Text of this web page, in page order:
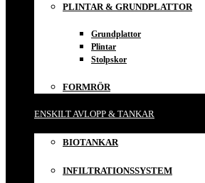
PLINTAR & GRUNDPLATTOR
Grundplattor
Plintar
Stolpskor
FORMRÖR
ENSKILT AVLOPP & TANKAR
BIOTANKAR
INFILTRATIONSSYSTEM